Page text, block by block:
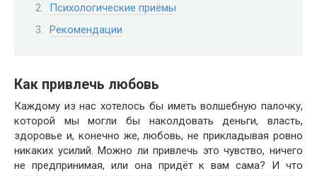
Психологические приёмы
Рекомендации
Как привлечь любовь
Каждому из нас хотелось бы иметь волшебную палочку,
которой мы могли бы наколдовать деньги, власть,
здоровье и, конечно же, любовь, не прикладывая ровно
никаких усилий. Можно ли привлечь это чувство, ничего
не предпринимая, или она придёт к вам сама? И что